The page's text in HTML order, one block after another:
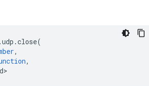
.udp .close(
,
,